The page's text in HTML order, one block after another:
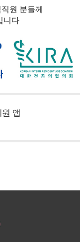
원 분들께
니다
앱